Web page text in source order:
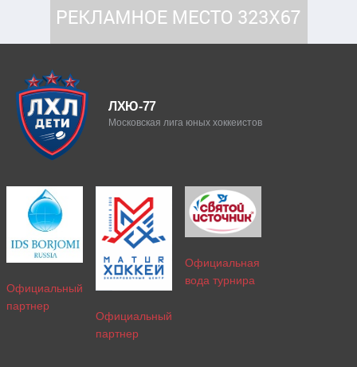
ЛХЮ-77
Московская лига юных хоккеистов
Официальный
партнер
Официальный
партнер
Официальная
вода турнира